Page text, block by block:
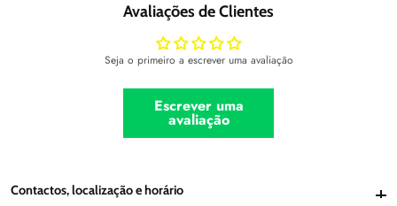
Avaliações de Clientes
Seja o primeiro a escrever uma avaliação
Escrever uma
avaliação
Contactos, localização e horárioContactos, localização e horário